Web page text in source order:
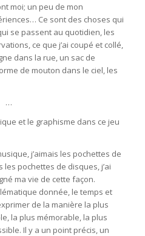
moi; un peu de mon
Ce sont des choses qui
se passent au quotidien, les
ce que j’ai coupé et collé,
dans la rue, un sac de
de mouton dans le ciel, les
…
et le graphisme dans ce jeu
j’aimais les pochettes de
les pochettes de disques, j’ai
ma vie de cette façon.
donnée, le temps et
de la manière la plus
la plus mémorable, la plus
Il y a un point précis, un